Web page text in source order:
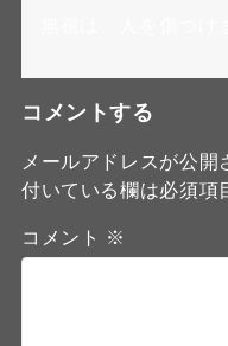
コメントする
メールアドレスが公開
付いている欄は必須項
コメント ※